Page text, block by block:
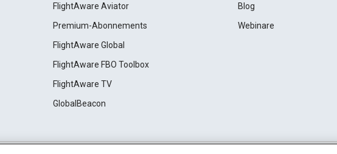
FlightAware Aviator
Premium-Abonnements
FlightAware Global
FlightAware FBO Toolbox
FlightAware TV
GlobalBeacon
Blog
Webinare